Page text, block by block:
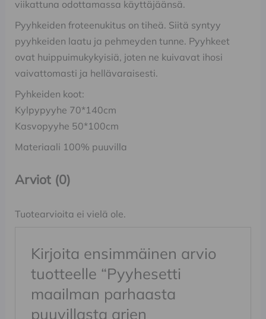
viikattuna odottamassa käyttäjäänsä.
Pyyhkeiden froteenukitus on tiheä. Siitä syntyy
pyyhkeiden laatu ja pehmeyden tunne. Pyyhkeet
ovat huippuimukykyisiä, joten ne kuivavat ihosi
vaivattomasti ja hellävaraisesti.
Pyhkeiden koot:
Kylpypyyhe 70*140cm
Kasvopyyhe 50*100cm
Materiaali 100% puuvilla
Arviot (0)
Tuotearvioita ei vielä ole.
Kirjoita ensimmäinen arvio
tuotteelle “Pyyhesetti
maailman parhaasta
puuvillasta arjen